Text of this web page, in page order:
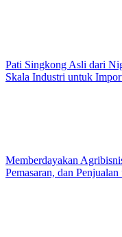
Pati Singkong Asli dari
Skala Industri untuk
Memberdayakan
Pemasaran, dan